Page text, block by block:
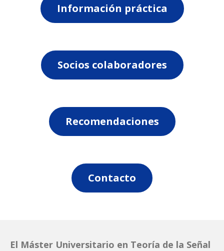
Información práctica
Socios colaboradores
Recomendaciones
Contacto
El Máster Universitario en Teoría de la Señal